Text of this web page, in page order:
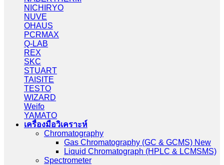
NICHIRYO
NUVE
OHAUS
PCRMAX
Q-LAB
REX
SKC
STUART
TAISITE
TESTO
WIZARD
Weifo
YAMATO
เครื่องมือวิเคราะห์
Chromatography
Gas Chromatography (GC & GCMS) New
Liquid Chromatograph (HPLC & LCMSMS)
Spectrometer